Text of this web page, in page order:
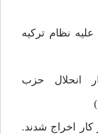
نظام تركيه
انحلال حزب
كار اخراج شدند.